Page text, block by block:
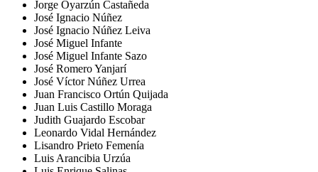
Jorge Oyarzún Castañeda
José Ignacio Núñez
José Ignacio Núñez Leiva
José Miguel Infante
José Miguel Infante Sazo
José Romero Yanjarí
José Víctor Núñez Urrea
Juan Francisco Ortún Quijada
Juan Luis Castillo Moraga
Judith Guajardo Escobar
Leonardo Vidal Hernández
Lisandro Prieto Femenía
Luis Arancibia Urzúa